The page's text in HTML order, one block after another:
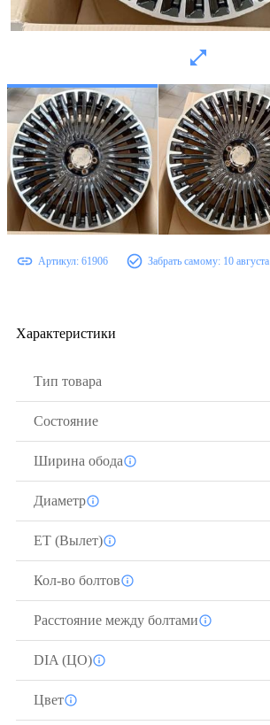
Артикул: 61906 Забрать самому: 10 августа
Характеристики
Тип товара
Состояние
Ширина обода
Диаметр
ЕТ (Вылет)
Кол-во болтов
Расстояние между болтами
DIA (ЦО)
Цвет